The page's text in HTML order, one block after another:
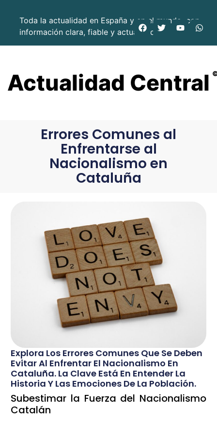
Toda la actualidad en España y en el mundo, con
información clara, fiable y actualizada.
Actualidad Central
Errores Comunes al
Enfrentarse al
Nacionalismo en
Cataluña
Explora Los Errores Comunes Que Se Deben
Evitar Al Enfrentar El Nacionalismo En
Cataluña. La Clave Está En Entender La
Historia Y Las Emociones De La Población.
Subestimar la Fuerza del Nacionalismo
Catalán